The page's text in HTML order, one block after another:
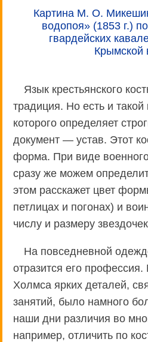
Картина М. О.
водопоя» (1853 г.)
гвардейских
Крымской
Язык крестьянского
традиция. Но есть и
которого определяет
документ — устав. Этот
форма. При виде
сразу же можем
этом расскажет цвет
петлицах и погонах) и
числу и размеру
На повседневной
отразится его
Холмса ярких деталей,
занятий, было намного
наши дни различия во
например, отличить по